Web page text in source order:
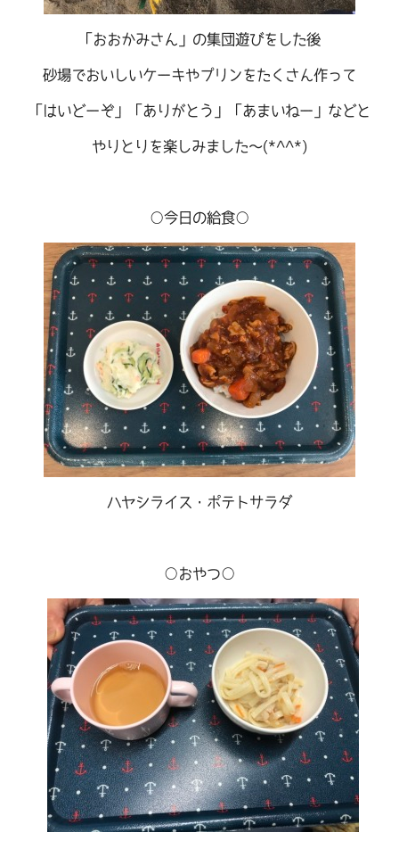
「おおかみさん」の集団遊びをした後
砂場でおいしいケーキやプリンをたくさん作って
「はいどーぞ」「ありがとう」「あまいねー」などと
やりとりを楽しみました～(*^^*)
○今日の給食○
ハヤシライス・ポテトサラダ
○おやつ○